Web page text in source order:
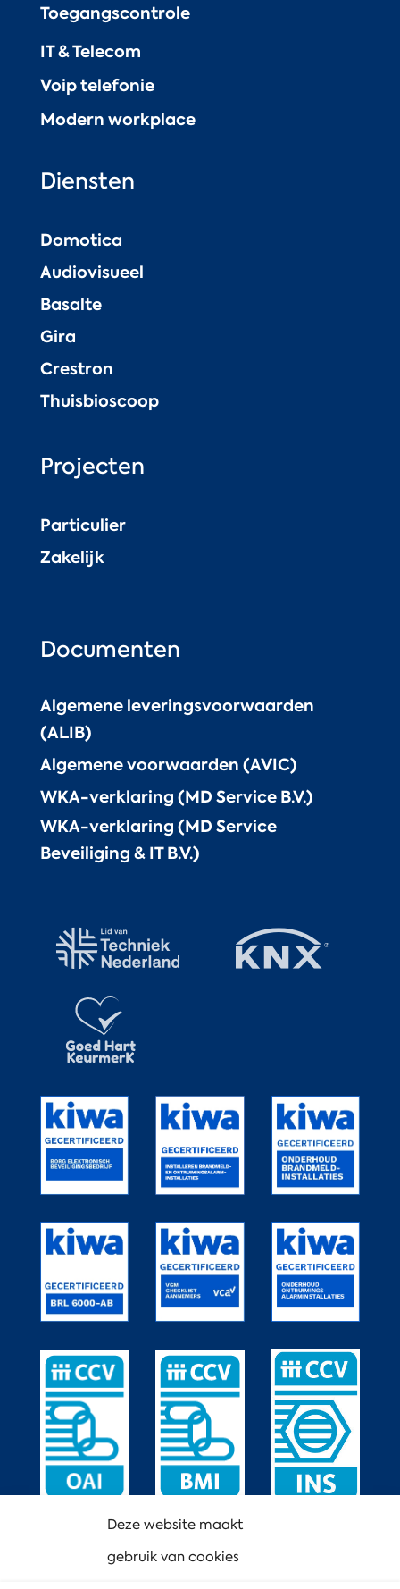
Deze website maakt
gebruik van cookies
Toegangscontrole
IT & Telecom
Voip telefonie
Modern workplace
Diensten
Domotica
Audiovisueel
Basalte
Gira
Crestron
Thuisbioscoop
Projecten
Particulier
Zakelijk
Documenten
Algemene leveringsvoorwaarden
(ALIB)
Algemene voorwaarden (AVIC)
WKA-verklaring (MD Service B.V.)
WKA-verklaring (MD Service
Beveiliging & IT B.V.)